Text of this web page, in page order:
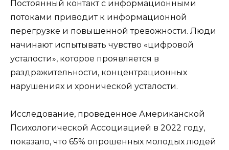
Постоянный контакт с информационными
потоками приводит к информационной
перегрузке и повышенной тревожности. Люди
начинают испытывать чувство «цифровой
усталости», которое проявляется в
раздражительности, концентрационных
нарушениях и хронической усталости.
Исследование, проведенное Американской
Психологической Ассоциацией в 2022 году,
показало, что 65% опрошенных молодых людей